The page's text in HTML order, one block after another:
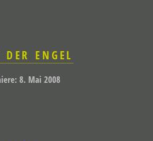
DER ENGEL
8. Mai 2008